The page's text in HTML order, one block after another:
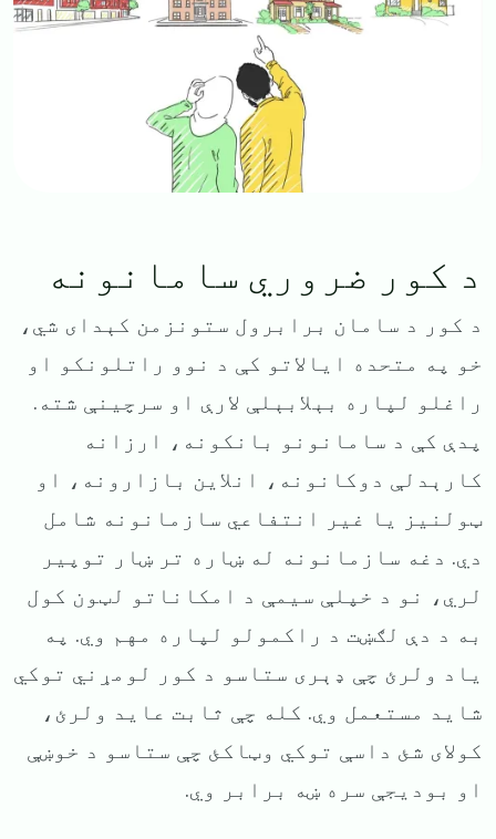
د کور ضروري سامانونه
د کور د سامان برابرول ستونزمن کېدای شي،
خو په متحده ایالاتو کې د نوو راتلونکو او
راغلو لپاره بېلابېلې لارې او سرچینې شته.
پدې کې د سامانونو بانکونه، ارزانه
کارېدلې دوکانونه، انلاین بازارونه، او
ټولنیز یا غیر انتفاعي سازمانونه شامل
دي. دغه سازمانونه له ښاره تر ښار توپیر
لري، نو د خپلې سیمې د امکاناتو لټون کول
به د دې لګښت د راکمولو لپاره مهم وي. په
یاد ولرئ چې ډېری ستاسو د کور لومړني توکي
شاید مستعمل وي. کله چې ثابت عاید ولرئ،
کولای شئ داسې توکي وټاکئ چې ستاسو د خوښې
او بودیجې سره ښه برابر وي.